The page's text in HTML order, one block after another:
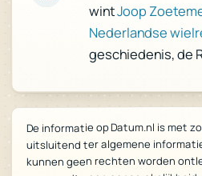
wintJoop
Nederlandse
geschiedenis, de
De informatie op Datum.nl is met
uitsluitend ter algemene
kunnen geen rechten worden